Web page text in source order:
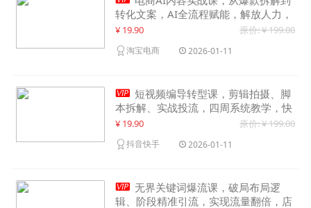
转化文案，AI全流程赋能，解放人力，
单月节省内容成本数万元
¥ 19.90 原价: ¥ 199.00
淘宝电商 2026-01-11
 短视频编导转型课，剪辑拍摄、脚
本拆解、实战投流，四周系统教学，快
速入行月入2w+
¥ 19.90 原价: ¥ 199.00
抖音快手 2026-01-11
 无界关键词爆流课，破局布局逻
辑、阶段精准引流，实现流量翻倍，店